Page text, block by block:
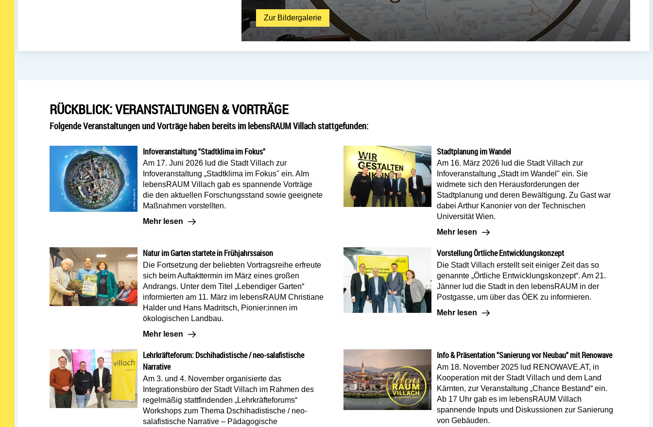
Zur BildergalerieZur Bildergalerie: BILDERGALERIE: Veranstaltungen & Vorträge
RÜCKBLICK: VERANSTALTUNGEN & VORTRÄGE
Folgende Veranstaltungen und Vorträge haben bereits im lebensRAUM Villach stattgefunden:
Infoveranstaltung "Stadtklima im Fokus"
Am 17. Juni 2026 lud die Stadt Villach zur
Infoveranstaltung „Stadtklima im Fokus" ein. AIm
lebensRAUM Villach gab es spannende Vorträge
die den aktuellen Forschungsstand sowie geeignete
Maßnahmen vorstellten.
Mehr lesen: Infoveranstaltung "Stadtklima im Fokus"
Mehr lesen
Stadtplanung im Wandel
Am 16. März 2026 lud die Stadt Villach zur
Infoveranstaltung „Stadt im Wandel" ein. Sie
widmete sich den Herausforderungen der
Stadtplanung und deren Bewältigung. Zu Gast war
dabei Arthur Kanonier von der Technischen
Universität Wien.
Mehr lesen: Stadtplanung im Wandel
Mehr lesen
Natur im Garten startete in Frühjahrssaison
Die Fortsetzung der beliebten Vortragsreihe erfreute
sich beim Auftakttermin im März eines großen
Andrangs. Unter dem Titel „Lebendiger Garten“
informierten am 11. März im lebensRAUM Christiane
Halder und Hans Madritsch, Pionier:innen im
ökologischen Landbau.
Mehr lesen: Natur im Garten startete in Frühjahrssaison
Mehr lesen
Vorstellung Örtliche Entwicklungskonzept
Die Stadt Villach erstellt seit einiger Zeit das so
genannte „Örtliche Entwicklungskonzept“. Am 21.
Jänner lud die Stadt in den lebensRAUM in der
Postgasse, um über das ÖEK zu informieren.
Mehr lesen: Vorstellung Örtliche Entwicklungskonzept
Mehr lesen
Lehrkräfteforum: Dschihadistische / neo-salafistische
Narrative
Am 3. und 4. November organisierte das
Integrationsbüro der Stadt Villach im Rahmen des
regelmäßig stattfindenden „Lehrkräfteforums“
Workshops zum Thema Dschihadistische / neo-
salafistische Narrative – Pädagogische
Info & Präsentation "Sanierung vor Neubau" mit Renowave
Am 18. November 2025 lud RENOWAVE.AT, in
Kooperation mit der Stadt Villach und dem Land
Kärnten, zur Veranstaltung „Chance Bestand“ ein.
Ab 17 Uhr gab es im lebensRAUM Villach
spannende Inputs und Diskussionen zur Sanierung
von Gebäuden.